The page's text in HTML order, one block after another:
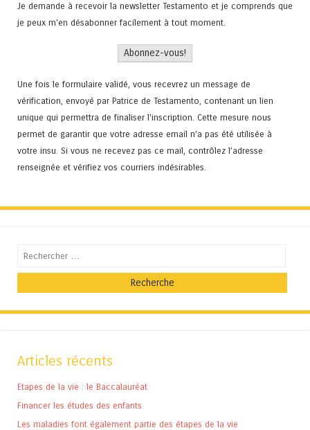
Je demande à recevoir la newsletter Testamento et je comprends que
je peux m'en désabonner facilement à tout moment.
Une fois le formulaire validé, vous recevrez un message de
vérification, envoyé par Patrice de Testamento, contenant un lien
unique qui permettra de finaliser l'inscription. Cette mesure nous
permet de garantir que votre adresse email n’a pas été utilisée à
votre insu. Si vous ne recevez pas ce mail, contrôlez l’adresse
renseignée et vérifiez vos courriers indésirables.
Recherche
Articles récents
Etapes de la vie : le Baccalauréat
Financer les études des enfants
Les maladies font également partie des étapes de la vie